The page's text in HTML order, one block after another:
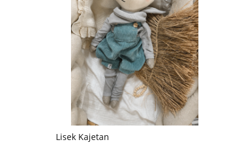
Lisek Kajetan